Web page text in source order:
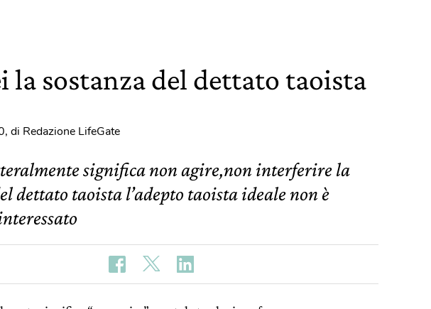
la sostanza del dettato taoista
, di Redazione LifeGate
significa non agire,non interferire la
dettato taoista l’adepto taoista ideale non è